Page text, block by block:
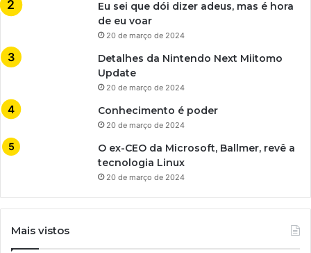
Eu sei que dói dizer adeus, mas é hora
de eu voar
20 de março de 2024
Detalhes da Nintendo Next Miitomo
Update
20 de março de 2024
Conhecimento é poder
20 de março de 2024
O ex-CEO da Microsoft, Ballmer, revê a
tecnologia Linux
20 de março de 2024
Mais vistos